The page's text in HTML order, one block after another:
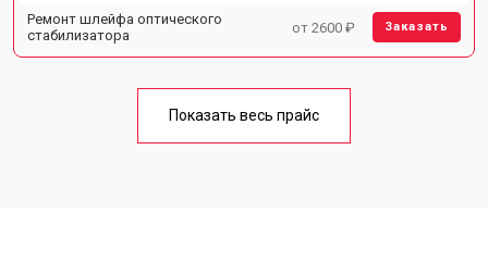
Ремонт шлейфа оптического
стабилизатора
от 2600 ₽ Заказать
Показать весь прайс